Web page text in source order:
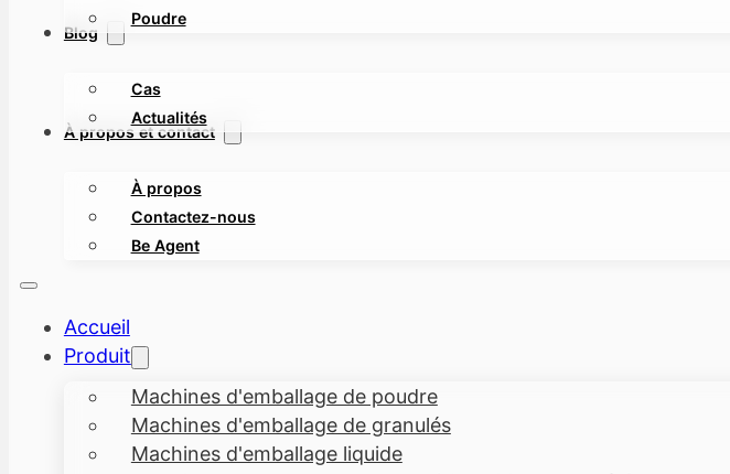
Poudre
Blog
Cas
Actualités
À propos et contact
À propos
Contactez-nous
Be Agent
Accueil
Produit
Machines d'emballage de poudre
Machines d'emballage de granulés
Machines d'emballage liquide